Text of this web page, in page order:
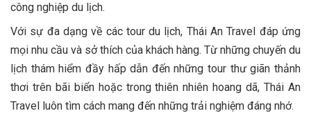
công nghiệp du lịch.
Với sự đa dạng về các tour du lịch, Thái An Travel đáp ứng
mọi nhu cầu và sở thích của khách hàng. Từ những chuyến du
lịch thám hiểm đầy hấp dẫn đến những tour thư giãn thảnh
thơi trên bãi biển hoặc trong thiên nhiên hoang dã, Thái An
Travel luôn tìm cách mang đến những trải nghiệm đáng nhớ.